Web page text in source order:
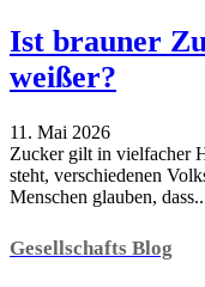
Ist brauner
weißer?
11. Mai 2026
Zucker gilt in vielfacher
steht, verschiedenen
Menschen glauben,
Gesellschafts Blog